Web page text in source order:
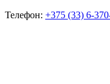
Телефон: +375 (33) 6-